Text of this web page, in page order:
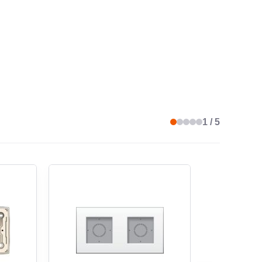
DE LA SURFACE
1 / 5